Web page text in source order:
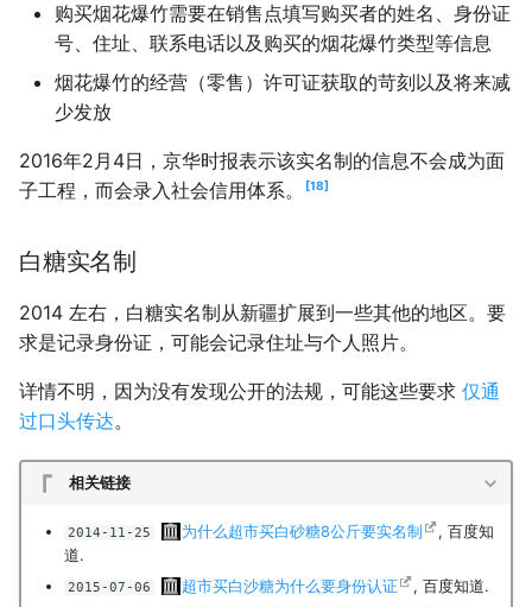
购买烟花爆竹需要在销售点填写购买者的姓名、身份证
号、住址、联系电话以及购买的烟花爆竹类型等信息
烟花爆竹的经营（零售）许可证获取的苛刻以及将来减
少发放
2016年2月4日，京华时报表示该实名制的信息不会成为面
子工程，而会录入社会信用体系。
18
白糖实名制
2014 左右，白糖实名制从新疆扩展到一些其他的地区。要
求是记录身份证，可能会记录住址与个人照片。
详情不明，因为没有发现公开的法规，可能这些要求 仅通
过口头传达。
相关链接
2014-11-25 为什么超市买白砂糖8公斤要实名制
, 百度知
道.
2015-07-06 超市买白沙糖为什么要身份认证 , 百度知道.